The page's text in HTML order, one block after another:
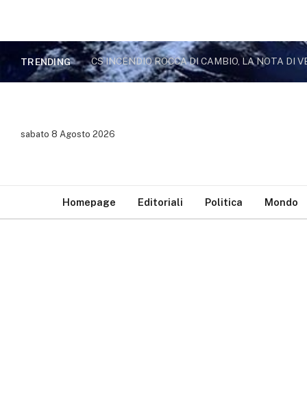
TRENDING CS INCENDIO ROCCA DI CAMBIO, LA NOTA DI
sabato 8 Agosto 2026
Homepage Editoriali Politica Mondo